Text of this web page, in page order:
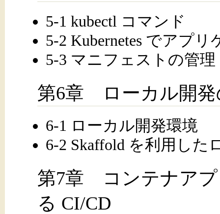
5-1 kubectl コマンド
5-2 Kubernetes でアプ
5-3 マニフェストの管理
第6章 ローカル開発
6-1 ローカル開発環境
6-2 Skaffold を利用した
第7章 コンテナアプ
る CI/CD